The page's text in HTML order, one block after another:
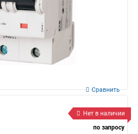
Сравнить
Нет в наличии
по запросу